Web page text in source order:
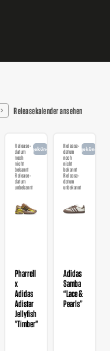
Releasekalender ansehen
Release-
datum
noch
nicht
bekannt
Release-
datum
unbekannt
angekündigt
Pharrell
x
Adidas
Adistar
Jellyfish
"Timber"
Release-
datum
noch
nicht
bekannt
Release-
datum
unbekannt
angekündigt
Adidas
Samba
“Lace &
Pearls”